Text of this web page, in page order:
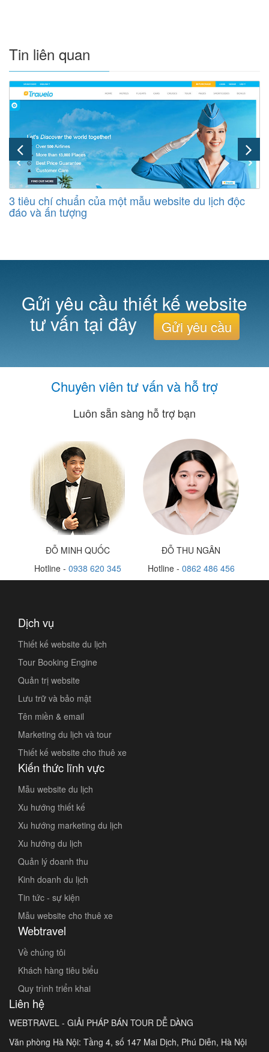
Tin liên quan
3 tiêu chí chuẩn của một mẫu website du lịch độc
đáo và ấn tượng
Gửi yêu cầu thiết kế website
tư vấn tại đây Gửi yêu cầu
Chuyên viên tư vấn và hỗ trợ
Luôn sẵn sàng hỗ trợ bạn
ĐỖ MINH QUỐC
Hotline - 0938 620 345
ĐỖ THU NGÂN
Hotline - 0862 486 456
Dịch vụ
Thiết kế website du lịch
Tour Booking Engine
Quản trị website
Lưu trữ và bảo mật
Tên miền & email
Marketing du lịch và tour
Thiết kế website cho thuê xe
Kiến thức lĩnh vực
Mẫu website du lịch
Xu hướng thiết kế
Xu hướng marketing du lịch
Xu hướng du lịch
Quản lý doanh thu
Kinh doanh du lịch
Tin tức - sự kiện
Mẫu website cho thuê xe
Webtravel
Về chúng tôi
Khách hàng tiêu biểu
Quy trình triển khai
Liên hệ
WEBTRAVEL - GIẢI PHÁP BÁN TOUR DỄ DÀNG
Văn phòng Hà Nội: Tầng 4, số 147 Mai Dịch, Phú Diễn, Hà Nội